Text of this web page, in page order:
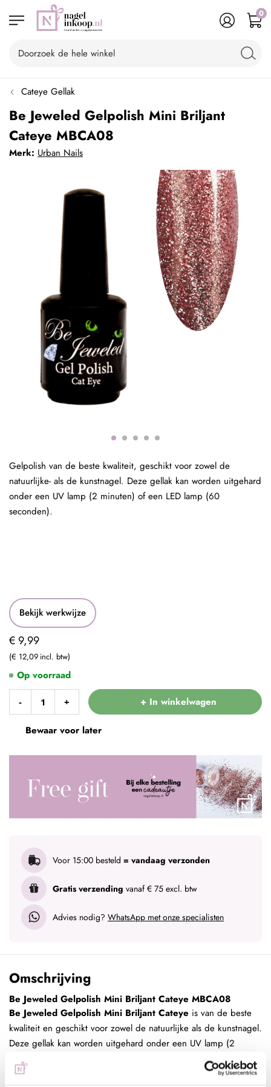
0
Cateye Gellak
Be Jeweled Gelpolish Mini Briljant
Cateye MBCA08
Merk: Urban Nails
Bekijk werkwijze
€ 9,99
€ 12,09
- + + In winkelwagen
Bewaar voor later
Voor 15:00 besteld = vandaag verzonden
Gratis verzending vanaf € 75 excl. btw
Advies nodig? WhatsApp met onze specialisten
Op voorraad
Gelpolish van de beste kwaliteit, geschikt voor zowel de
natuurlijke- als de kunstnagel. Deze gellak kan worden uitgehard
onder een UV lamp (2 minuten) of een LED lamp (60
seconden).
Omschrijving
Be Jeweled Gelpolish Mini Briljant Cateye MBCA08
Be Jeweled Gelpolish Mini Briljant Cateye is van de beste
kwaliteit en geschikt voor zowel de natuurlijke als de kunstnagel.
Deze gellak kan worden uitgehard onder een UV lamp (2
minuten) of een LED lamp (60 seconden). Deze verpakking is
voorzien van een prettig kwastje zodat het strak aangebracht